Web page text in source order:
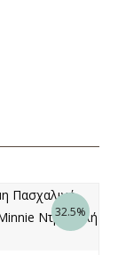
32.5%